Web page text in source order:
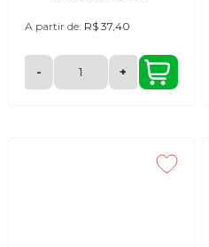
A partir de: R$ 37,40
- +